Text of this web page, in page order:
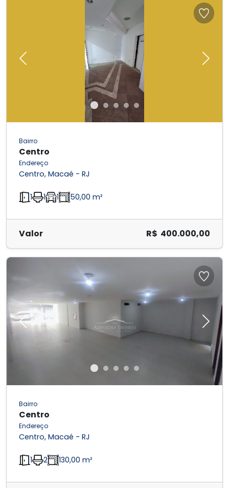
Previous Next
Bairro
Centro
Endereço
Centro, Macaé - RJ
1 1 1 50,00 m²
Valor R$ 400.000,00
Previous Next
Bairro
Centro
Endereço
Centro, Macaé - RJ
1 2 130,00 m²